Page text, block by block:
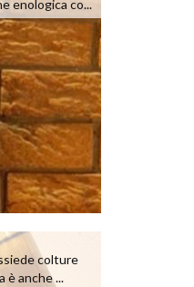
enologica co...
colture
è anche ...